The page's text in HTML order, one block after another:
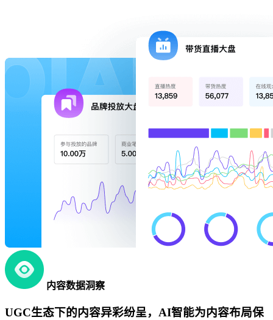
内容数据洞察
UGC生态下的内容异彩纷呈，AI智能为内容布局保